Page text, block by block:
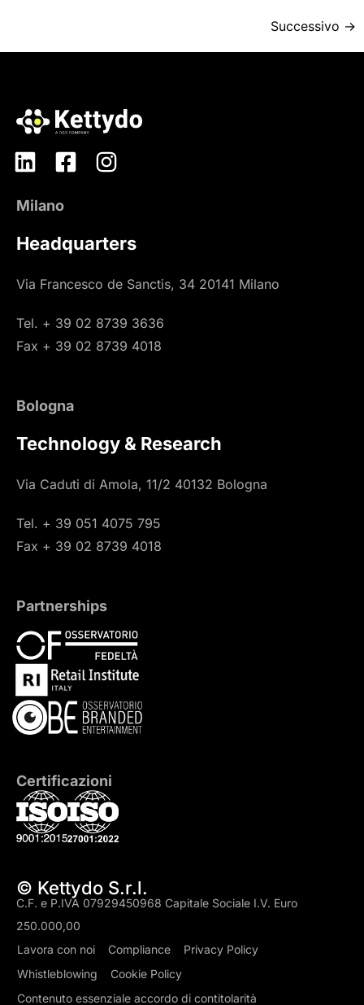
Successivo →
Milano
Headquarters
Via Francesco de Sanctis, 34 20141 Milano
Tel. + 39 02 8739 3636
Fax + 39 02 8739 4018
Bologna
Technology & Research
Via Caduti di Amola, 11/2 40132 Bologna
Tel. + 39 051 4075 795
Fax + 39 02 8739 4018
Partnerships
Certificazioni
© Kettydo S.r.l.
C.F. e P.IVA 07929450968 Capitale Sociale I.V. Euro
250.000,00
Lavora con noi
Compliance
Privacy Policy
Whistleblowing
Cookie Policy
Contenuto essenziale accordo di contitolarità